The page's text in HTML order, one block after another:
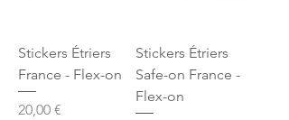
Stickers Étriers
France - Flex-on
Prix
20,00 €
Stickers Étriers
Safe-on France -
Flex-on